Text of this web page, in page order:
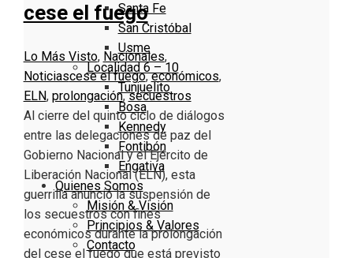
Santa Fe
San Cristóbal
Usme
Localidad 6 – 10
Tunjuelito
Bosa
Kennedy
Fontibón
Engativa
Quienes Somos
Misión & Visión
Principios & Valores
Contacto
cese el fuego
Lo Más Visto, Nacionales,
Noticiascese el fuego,económicos,
ELN, prolongación,secuestros
Al cierre del quinto ciclo de diálogos
entre las delegaciones de paz del
Gobierno Nacional y el Ejército de
Liberación Nacional (ELN), esta
guerrilla anunció la suspensión de
los secuestros con fines
económicos durante la prolongación
del cese el fuego que está previsto